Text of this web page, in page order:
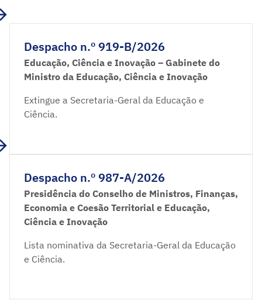
Despacho n.º 919-B/2026
Educação, Ciência e Inovação – Gabinete do
Ministro da Educação, Ciência e Inovação
Extingue a Secretaria-Geral da Educação e
Ciência.
Despacho n.º 987-A/2026
Presidência do Conselho de Ministros, Finanças,
Economia e Coesão Territorial e Educação,
Ciência e Inovação
Lista nominativa da Secretaria-Geral da Educação
e Ciência.